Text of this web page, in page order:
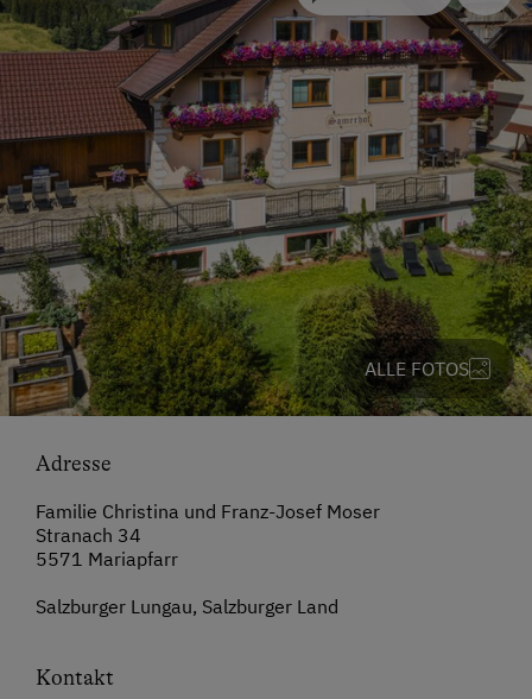
ALLE FOTOS
Adresse
Familie Christina und Franz-Josef Moser
Stranach 34
5571 Mariapfarr
Salzburger Lungau, Salzburger Land
Kontakt